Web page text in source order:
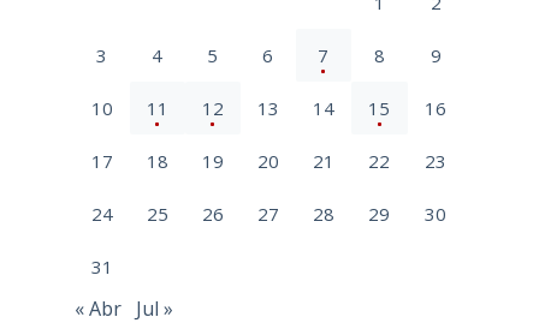
3 4 5 6 7 8 9
10 11 12 13 14 15 16
17 18 19 20 21 22 23
24 25 26 27 28 29 30
31
« Abr Jul »